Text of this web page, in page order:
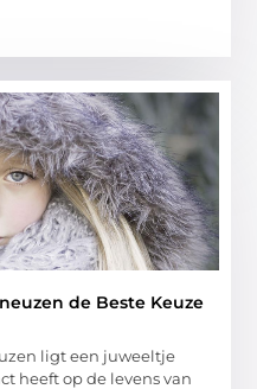
de Beste Keuze
ligt een juweeltje
heeft op de levens van